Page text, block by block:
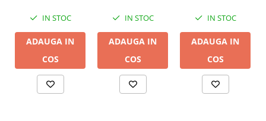
IN STOC
ADAUGA IN
COS
IN STOC
ADAUGA IN
COS
IN STOC
ADAUGA IN
COS